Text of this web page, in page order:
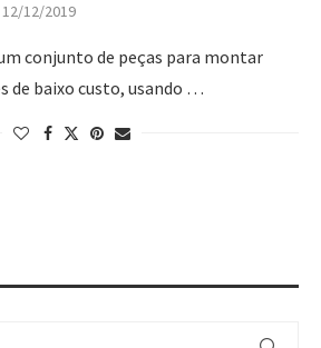
12/12/2019
conjunto de peças para montar
de baixo custo, usando …